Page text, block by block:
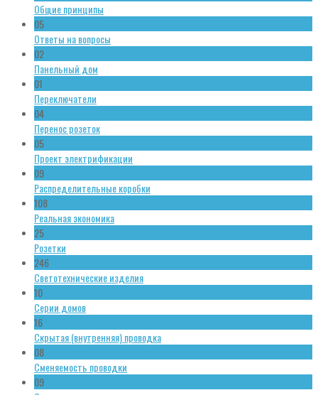
Общие принципы
05
Ответы на вопросы
02
Панельный дом
01
Переключатели
04
Перенос розеток
05
Проект электрификации
09
Распределительные коробки
108
Реальная экономика
25
Розетки
246
Светотехнические изделия
10
Серии домов
16
Скрытая (внутренняя) проводка
08
Сменяемость проводки
09